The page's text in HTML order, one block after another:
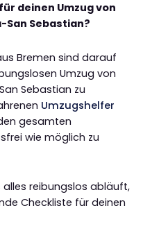
deinen Umzug von
San Sebastian?
Bremen sind darauf
Umzug von
Sebastian zu
Umzugshelfer
gesamten
wie möglich zu
alles reibungslos abläuft,
Checkliste für deinen